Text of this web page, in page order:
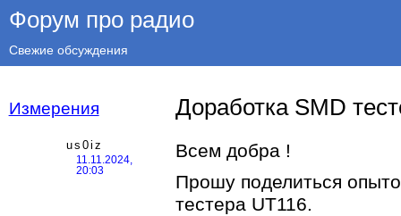
Форум про радио
Свежие обсуждения
Измерения Доработка SMD
us0iz
11.11.2024,
20:03
Всем добра !
Прошу поделиться
тестера UT116.